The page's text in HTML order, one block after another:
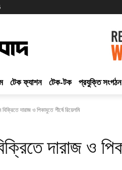
টেক ফ্যাশন টেক-টক প্রযুক্তি সংগঠন
বিক্রিতে দারাজ ও পিকাবুতে শীর্ষে রিয়েলমি
দারাজ ও